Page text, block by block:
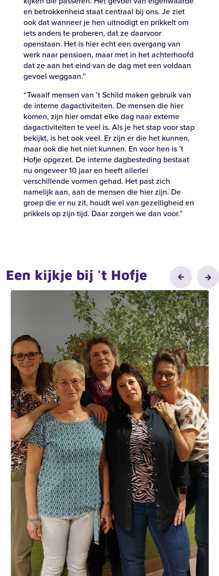
en betrokkenheid staat centraal bij ons. Je ziet
ook dat wanneer je hen uitnodigt en prikkelt om
iets anders te proberen, dat ze daarvoor
openstaan. Het is hier echt een overgang van
werk naar pensioen, maar met in het achterhoofd
dat ze aan het eind van de dag met een voldaan
gevoel weggaan.”
“Twaalf mensen van ’t Schild maken gebruik van
de interne dagactiviteiten. De mensen die hier
komen, zijn hier omdat elke dag naar externe
dagactiviteiten te veel is. Als je het stap voor stap
bekijkt, is het ook veel. Er zijn er die het kunnen,
maar ook die het niet kunnen. En voor hen is ’t
Hofje opgezet. De interne dagbesteding bestaat
nu ongeveer 10 jaar en heeft allerlei
verschillende vormen gehad. Het past zich
namelijk aan, aan de mensen die hier zijn. De
groep die er nu zit, houdt wel van gezelligheid en
prikkels op zijn tijd. Daar zorgen we dan voor.”
Een kijkje bij 't Hofje
Zoeken
Recente zoekopdrachten: Vacatures Werken bij